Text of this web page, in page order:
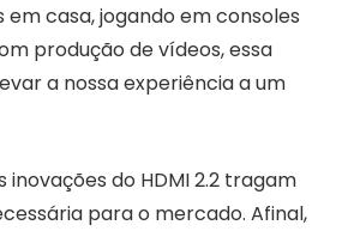
em casa, jogando em consoles
produção de vídeos, essa
a nossa experiência a um
inovações do HDMI 2.2 tragam
para o mercado. Afinal,